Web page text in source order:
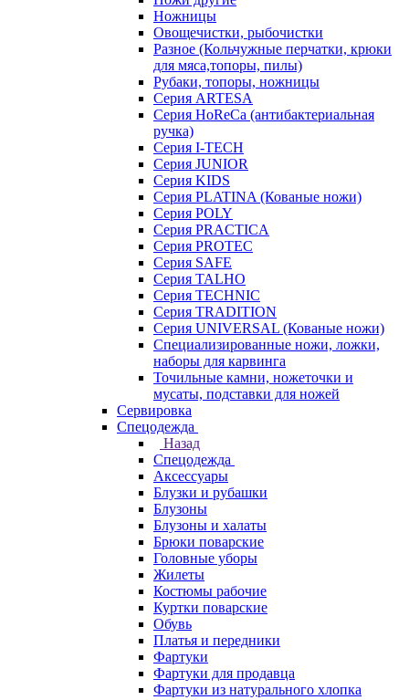
Ножницы
Овощечистки, рыбочистки
Разное (Кольчужные перчатки, крюки
для мяса,топоры, пилы)
Рубаки, топоры, ножницы
Серия ARTESA
Серия HoReCa (антибактериальная
ручка)
Серия I-TECH
Серия JUNIOR
Серия KIDS
Серия PLATINA (Кованые ножи)
Серия POLY
Серия PRACTICA
Серия PROTEC
Серия SAFE
Серия TALHO
Серия TECHNIC
Серия TRADITION
Серия UNIVERSAL (Кованые ножи)
Специализированные ножи, ложки,
наборы для карвинга
Точильные камни, ножеточки и
мусаты, подставки для ножей
Сервировка
Спецодежда
Назад
Спецодежда
Аксессуары
Блузки и рубашки
Блузоны
Блузоны и халаты
Брюки поварские
Головные уборы
Жилеты
Костюмы рабочие
Куртки поварские
Обувь
Платья и передники
Фартуки
Фартуки для продавца
Фартуки из натурального хлопка